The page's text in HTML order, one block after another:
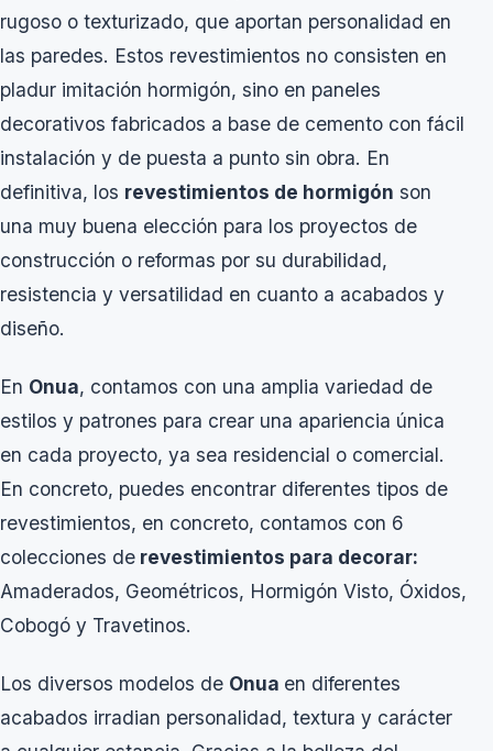
rugoso o texturizado, que aportan personalidad en
las paredes. Estos revestimientos no consisten en
pladur imitación hormigón, sino en paneles
decorativos fabricados a base de cemento con fácil
instalación y de puesta a punto sin obra. En
definitiva, los revestimientos de hormigón son
una muy buena elección para los proyectos de
construcción o reformas por su durabilidad,
resistencia y versatilidad en cuanto a acabados y
diseño.
En Onua, contamos con una amplia variedad de
estilos y patrones para crear una apariencia única
en cada proyecto, ya sea residencial o comercial.
En concreto, puedes encontrar diferentes tipos de
revestimientos, en concreto, contamos con 6
colecciones de revestimientos para decorar:
Amaderados, Geométricos, Hormigón Visto, Óxidos,
Cobogó y Travetinos.
Los diversos modelos de Onua en diferentes
acabados irradian personalidad, textura y carácter